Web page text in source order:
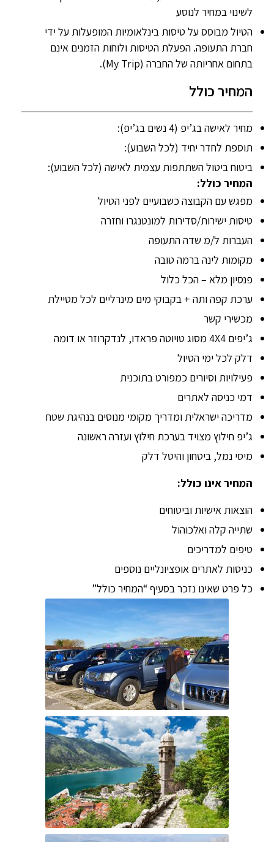
לשינוי במחיר לנוסע
הטיול מבוסס על טיסות בינלאומיות המופעלות על ידי
חברת התעופה. הפעלת הטיסות ולוחות הזמנים אינם
בתחום אחריותה של החברה (My Trip).
המחיר כולל
מחיר לאישה בג’יפ (4 נשים בג’יפ):
תוספת לחדר יחיד (לכל השבוע):
ביטוח ביטול השתתפות עצמית לאישה (לכל השבוע):
המחיר כולל:
מפגש עם הקבוצה כשבועיים לפני הטיול
טיסות ישירות/סדירות למונטנגרו וחזרה
העברות ל/מ שדה התעופה
מקומות לינה ברמה טובה
פנסיון מלא – הכל כלול
ערכת קפה ותה + בקבוקי מים מינרליים לכל מטיילת
מכשירי קשר
ג’יפים 4X4 מסוג טויוטה פראדו, לנדקרוזר או דומה
דלק לכל ימי הטיול
פעילויות וסיורים כמפורט בתוכנית
דמי כניסה לאתרים
מדריכה ישראלית ומדריך מקומי מנוסים בנהיגת שטח
ג’יפ חילוץ מצויד בערכת חילוץ ועזרה ראשונה
מיסי נמל, ביטחון והיטל דלק
המחיר אינו כולל:
הוצאות אישיות וביטוחים
שתייה קלה ואלכוהול
טיפים למדריכים
כניסות לאתרים אופציונליים נוספים
כל פרט שאינו נזכר בסעיף “המחיר כולל”